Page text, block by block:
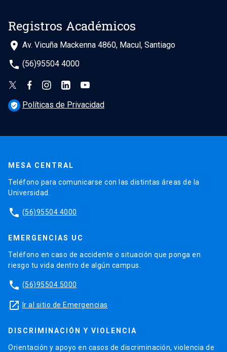
Registros Académicos
place Av. Vicuña Mackenna 4860, Macul, Santiago
phone (56)95504 4000
verified_user Políticas de Privacidad
MESA CENTRAL
Teléfono para comunicarse con las distintas áreas de la
Universidad.
phone (56)95504 4000
EMERGENCIAS UC
Teléfono en caso de accidente o situación que ponga en
riesgo tu vida dentro de algún campus.
phone (56)95504 5000
launch Ir al sitio de Emergencias
DISCRIMINACIÓN Y VIOLENCIA
Orientación y apoyo en casos de discriminación, violencia de